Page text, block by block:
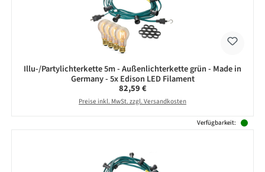
Illu-/Partylichterkette 5m - Außenlichterkette grün - Made in
Germany - 5x Edison LED Filament
Regulärer Preis:
82,59 €
Preise inkl. MwSt. zzgl. Versandkosten
Verfügbarkeit: